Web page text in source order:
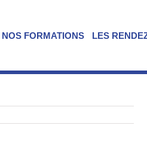
NOS FORMATIONS LES